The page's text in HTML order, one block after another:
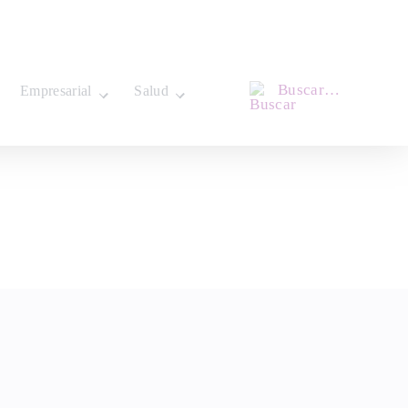
Empresarial Salud Buscar…